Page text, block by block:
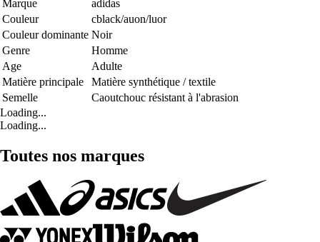
Marque
adidas
Couleur
cblack/auon/luor
Couleur dominante Noir
Genre
Homme
Age
Adulte
Matière principale
Matière synthétique / textile
Semelle
Caoutchouc résistant à l'abrasion
Loading...
Loading...
Toutes nos marques